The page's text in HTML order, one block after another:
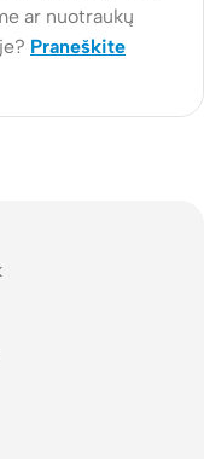
ar nuotraukų
Praneškite